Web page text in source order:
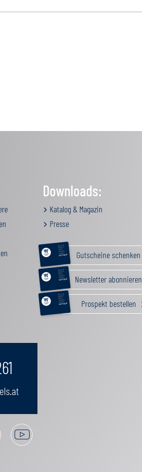
Downloads:
Katalog & Magazin
Presse
RELAX &
BEAUTY
AKTIV
GENUSS
FAMILIE
GUTSCHEIN Gutscheine schenken
RELAX &
BEAUTY
AKTIV
GENUSS
FAMILIE
GUTSCHEIN Newsletter abonnieren
RELAX &
BEAUTY
AKTIV
GENUSS
FAMILIE
GUTSCHEIN Prospekt bestellen